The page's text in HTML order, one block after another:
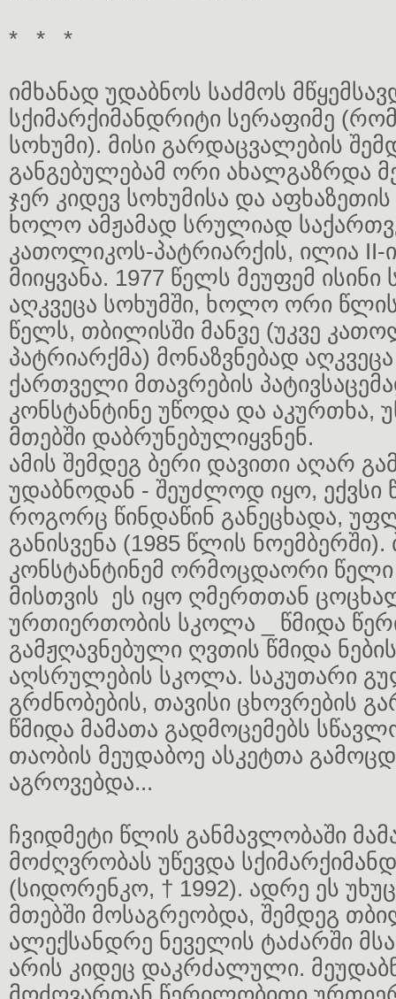
* * *
იმხანად უდაბნოს საძმოს
სქიმარქიმანდრიტი სერაფიმე
სოხუმი). მისი გარდაცვალების
განგებულებამ ორი ახალგაზრდა
ჯერ კიდევ სოხუმისა და
ხოლო ამჟამად სრულიად
კათოლიკოს-პატრიარქის, ილია II-
მიიყვანა. 1977 წელს მეუფემ
აღკვეცა სოხუმში, ხოლო ორი წლის
წელს, თბილისში მანვე (უკვე
პატრიარქმა) მონაზვნებად
ქართველი მთავრების
კონსტანტინე უწოდა და აკურთხა,
მთებში დაბრუნებულიყვნენ.
ამის შემდეგ ბერი დავითი აღარ
უდაბნოდან - შეუძლოდ იყო, ექვსი
როგორც წინდაწინ განეცხადა,
განისვენა (1985 წლის ნოემბერში).
კონსტანტინემ ორმოცდაორი წელი
მისთვის ეს იყო ღმერთთან
ურთიერთობის სკოლა _ წმიდა
გამჟღავნებული ღვთის წმიდა
აღსრულების სკოლა. საკუთარი
გრძნობების, თავისი ცხოვრების
წმიდა მამათა გადმოცემებს
თაობის მეუდაბოე ასკეტთა
აგროვებდა...
ჩვიდმეტი წლის განმავლობაში
მოძღვრობას უწევდა
(სიდორენკო, † 1992). ადრე ეს
მთებში მოსაგრეობდა, შემდეგ
ალექსანდრე ნეველის ტაძარში
არის კიდეც დაკრძალული.